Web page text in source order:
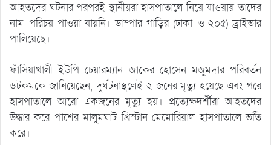
আহতদের ঘটনার পরপরই স্থানীয়রা হাসপাতালে নিয়ে যাওয়ায় তাদের
নাম-পরিচয় পাওয়া যায়নি। ডাম্পার গাড়ির (ঢাকা-ও ২০৫) ড্রাইভার
পালিয়েছে।
ফাঁসিয়াখালী ইউপি চেয়ারম্যান জাকের হোসেন মজুমদার পরিবর্তন
ডটকমকে জানিয়েছেন, দুর্ঘটনাস্থলেই ২ জনের মৃত্যু হয়েছে এবং পরে
হাসপাতালে আরো একজনের মৃত্যু হয়। প্রত্যেক্ষদর্শীরা আহতদের
উদ্ধার করে পাশের মালুমঘাট খ্রিস্টান মেমোরিয়াল হাসপাতালে ভর্তি
করে।